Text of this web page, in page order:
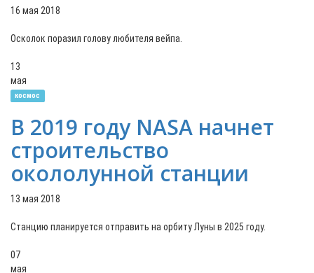
16 мая 2018
Осколок поразил голову любителя вейпа.
13
мая
космос
В 2019 году NASA начнет
строительство
окололунной станции
13 мая 2018
Станцию планируется отправить на орбиту Луны в 2025 году.
07
мая